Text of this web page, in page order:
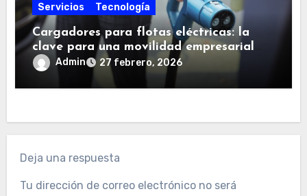
Servicios Tecnología
Cargadores para flotas eléctricas: la
clave para una movilidad empresarial
eficiente
Admin 27 febrero, 2026
Deja una respuesta
Tu dirección de correo electrónico no será